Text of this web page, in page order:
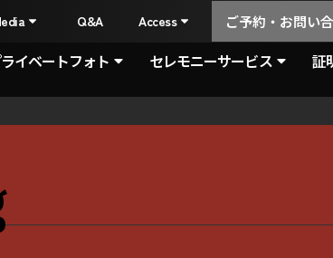
Q&A Access ご予約・お問い
イベートフォト セレモニーサービス 証